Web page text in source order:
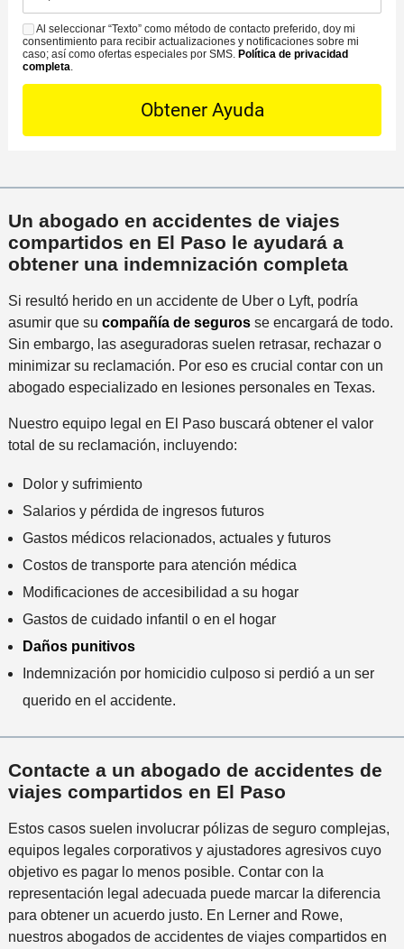
C
o
n
t
t
P
e
f
e
o
ó
n
d
e
i
e
n
t
e
i
c
i
n
e
r
c
n
a
a
l
i
c
i
d
n
t
e
*
s
e
D
e
a
*
S
M
S
Al seleccionar “Texto” como método de contacto preferido, doy mi
consentimiento para recibir actualizaciones y notificaciones sobre mi
caso; así como ofertas especiales por SMS. Política de privacidad
completa
Un abogado en accidentes de viajes
compartidos en El Paso le ayudará a
obtener una indemnización completa
Si resultó herido en un accidente de Uber o Lyft, podría
asumir que su compañía de segurosse encargará de todo.
Sin embargo, las aseguradoras suelen retrasar, rechazar o
minimizar su reclamación. Por eso es crucial contar con un
abogado especializado en lesiones personales en Texas.
Nuestro equipo legal en El Paso buscará obtener el valor
total de su reclamación, incluyendo:
Dolor y sufrimiento
Salarios y pérdida de ingresos futuros
Gastos médicos relacionados, actuales y futuros
Costos de transporte para atención médica
Modificaciones de accesibilidad a su hogar
Gastos de cuidado infantil o en el hogar
Daños punitivos
Indemnización por homicidio culposo si perdió a un ser
querido en el accidente.
Contacte a un abogado de accidentes de
viajes compartidos en El Paso
Estos casos suelen involucrar pólizas de seguro complejas,
equipos legales corporativos y ajustadores agresivos cuyo
objetivo es pagar lo menos posible. Contar con la
representación legal adecuada puede marcar la diferencia
para obtener un acuerdo justo. En Lerner and Rowe,
nuestros abogados de accidentes de viajes compartidos en